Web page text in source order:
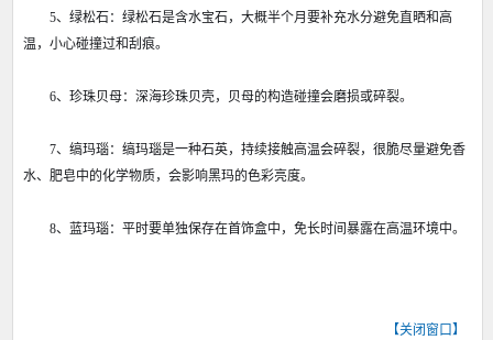
5、绿松石：绿松石是含水宝石，大概半个月要补充水分避免直晒和高
温，小心碰撞过和刮痕。
6、珍珠贝母：深海珍珠贝壳，贝母的构造碰撞会磨损或碎裂。
7、缟玛瑙：缟玛瑙是一种石英，持续接触高温会碎裂，很脆尽量避免香
水、肥皂中的化学物质，会影响黑玛的色彩亮度。
8、蓝玛瑙：平时要单独保存在首饰盒中，免长时间暴露在高温环境中。
【关闭窗口】